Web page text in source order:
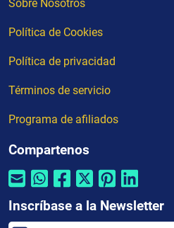
Sobre Nosotros
Política de Cookies
Política de privacidad
Términos de servicio
Programa de afiliados
Compartenos
Inscríbase a la Newsletter